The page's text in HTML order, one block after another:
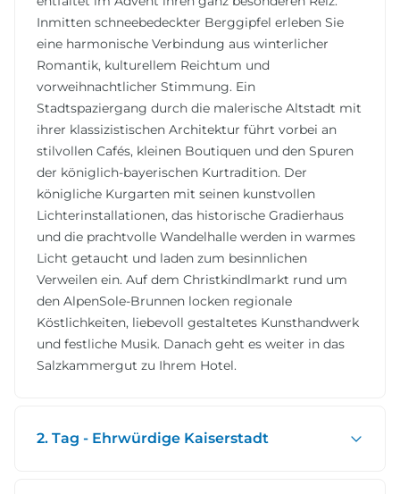
Inmitten schneebedeckter Berggipfel erleben Sie
eine harmonische Verbindung aus winterlicher
Romantik, kulturellem Reichtum und
vorweihnachtlicher Stimmung. Ein
Stadtspaziergang durch die malerische Altstadt mit
ihrer klassizistischen Architektur führt vorbei an
stilvollen Cafés, kleinen Boutiquen und den Spuren
der königlich-bayerischen Kurtradition. Der
königliche Kurgarten mit seinen kunstvollen
Lichterinstallationen, das historische Gradierhaus
und die prachtvolle Wandelhalle werden in warmes
Licht getaucht und laden zum besinnlichen
Verweilen ein. Auf dem Christkindlmarkt rund um
den AlpenSole-Brunnen locken regionale
Köstlichkeiten, liebevoll gestaltetes Kunsthandwerk
und festliche Musik. Danach geht es weiter in das
Salzkammergut zu Ihrem Hotel.
2. Tag - Ehrwürdige Kaiserstadt